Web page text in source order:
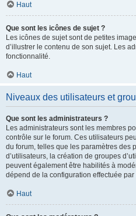
Haut
Que sont les icônes de sujet ?
Les icônes de sujet sont de petites
d’illustrer le contenu de son sujet. Les
fonctionnalité.
Haut
Niveaux des utilisateurs et
Que sont les administrateurs ?
Les administrateurs sont les membres
contrôle sur le forum. Ces utilisateurs
du forum, telles que les paramètres des
d’utilisateurs, la création de groupes
peuvent également être habilités à
dépend de la configuration effectuée
Haut